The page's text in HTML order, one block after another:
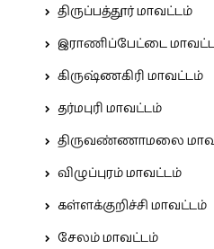
திருப்பத்தூர் மாவட்டம்
இராணிப்பேட்டை
கிருஷ்ணகிரி மாவட்டம்
தர்மபுரி மாவட்டம்
திருவண்ணாமலை
விழுப்புரம் மாவட்டம்
கள்ளக்குறிச்சி மாவட்டம்
சேலம் மாவட்டம்